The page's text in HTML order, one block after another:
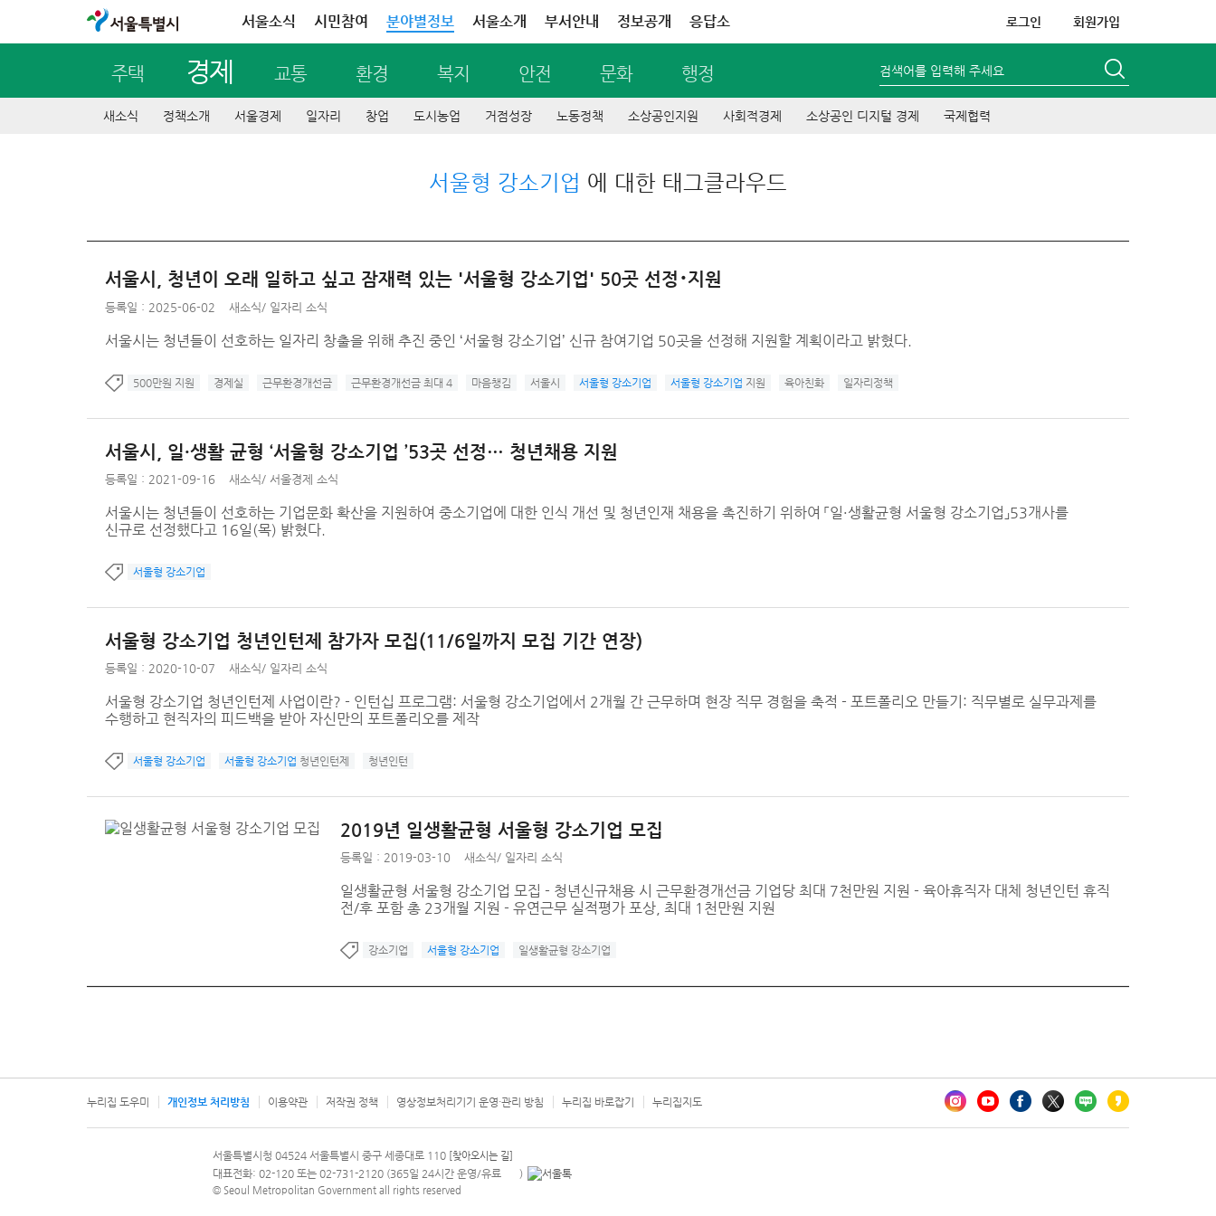
서울특별시 서울소식 시민참여 분야별정보 서울소개 부서안내 정보공개 응답소 로그인 회원가입
주택 경제 교통 환경 복지 안전 문화 행정 검색어를 입력해 주세요
새소식 정책소개 서울경제 일자리 창업 도시농업 거점성장 노동정책 소상공인지원 사회적경제 소상공인 디지털 경제 국제협력
서울형 강소기업 에 대한 태그클라우드
서울시, 청년이 오래 일하고 싶고 잠재력 있는 '서울형 강소기업' 50곳 선정･지원
등록일 : 2025-06-02 새소식/ 일자리 소식
서울시는 청년들이 선호하는 일자리 창출을 위해 추진 중인 ‘서울형 강소기업’ 신규 참여기업 50곳을 선정해 지원할 계획이라고 밝혔다.
500만원 지원 경제실 근무환경개선금 근무환경개선금 최대 4 마음챙김 서울시 서울형 강소기업 서울형 강소기업 지원 육아친화 일자리정책
서울시, 일·생활 균형 ‘서울형 강소기업 ’53곳 선정… 청년채용 지원
등록일 : 2021-09-16 새소식/ 서울경제 소식
서울시는 청년들이 선호하는 기업문화 확산을 지원하여 중소기업에 대한 인식 개선 및 청년인재 채용을 촉진하기 위하여 「일·생활균형 서울형 강소기업」53개사를
신규로 선정했다고 16일(목) 밝혔다.
서울형 강소기업
서울형 강소기업 청년인턴제 참가자 모집(11/6일까지 모집 기간 연장)
등록일 : 2020-10-07 새소식/ 일자리 소식
서울형 강소기업 청년인턴제 사업이란? - 인턴십 프로그램: 서울형 강소기업에서 2개월 간 근무하며 현장 직무 경험을 축적 - 포트폴리오 만들기: 직무별로 실무과제를
수행하고 현직자의 피드백을 받아 자신만의 포트폴리오를 제작
서울형 강소기업 서울형 강소기업 청년인턴제 청년인턴
2019년 일생활균형 서울형 강소기업 모집
등록일 : 2019-03-10 새소식/ 일자리 소식
일생활균형 서울형 강소기업 모집 - 청년신규채용 시 근무환경개선금 기업당 최대 7천만원 지원 - 육아휴직자 대체 청년인턴 휴직
전/후 포함 총 23개월 지원 - 유연근무 실적평가 포상, 최대 1천만원 지원
강소기업 서울형 강소기업 일생활균형 강소기업
누리집 도우미 개인정보 처리방침 이용약관 저작권 정책 영상정보처리기기 운영·관리 방침 누리집 바로잡기 누리집지도
문의 전화번호 120, 120 다산콜재단
서울특별시청 04524 서울특별시 중구 세종대로 110 [찾아오시는 길]
대표전화: 02-120 또는 02-731-2120 (365일 24시간 운영/유료 안내팝업 열기
)
© Seoul Metropolitan Government all rights reserved